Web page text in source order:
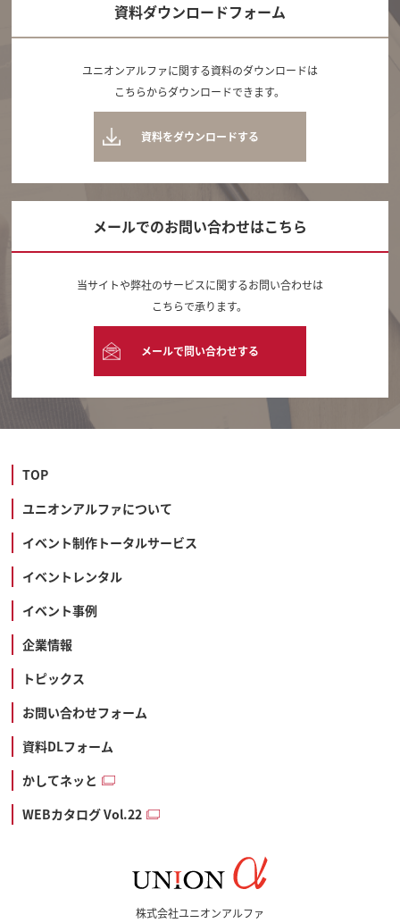
資料ダウンロードフォーム
ユニオンアルファに関する資料のダウンロードは
こちらからダウンロードできます。
資料をダウンロードする
メールでのお問い合わせはこちら
当サイトや弊社のサービスに関するお問い合わせは
こちらで承ります。
メールで問い合わせする
TOP
ユニオンアルファについて
イベント制作トータルサービス
イベントレンタル
イベント事例
企業情報
トピックス
お問い合わせフォーム
資料DLフォーム
かしてネッと
WEBカタログ Vol.22
株式会社ユニオンアルファ